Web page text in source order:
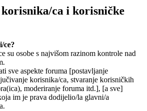
ca i korisničke
ce?
su osobe s najvišom razinom kontrole nad
sve aspekte foruma [postavljanje
korisnika/ca, stvaranje korisničkih
moderiranje foruma itd.], [a sve]
im je prava dodijelio/la glavni/a